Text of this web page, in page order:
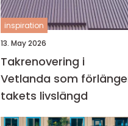
inspiration
13. May 2026
Takrenovering i
Vetlanda som
takets livslängd